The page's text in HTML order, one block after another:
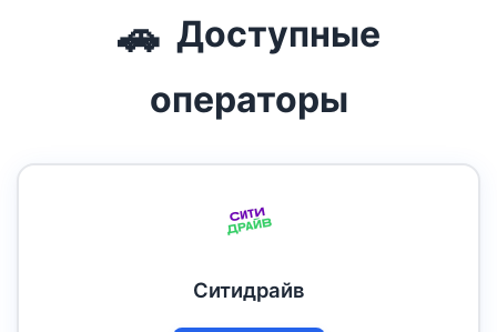
🚗 Доступные
операторы
Ситидрайв